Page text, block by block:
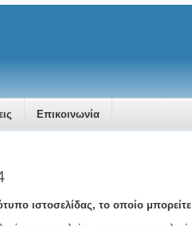
Επικοινωνία
ιστοσελίδας, το οποίο